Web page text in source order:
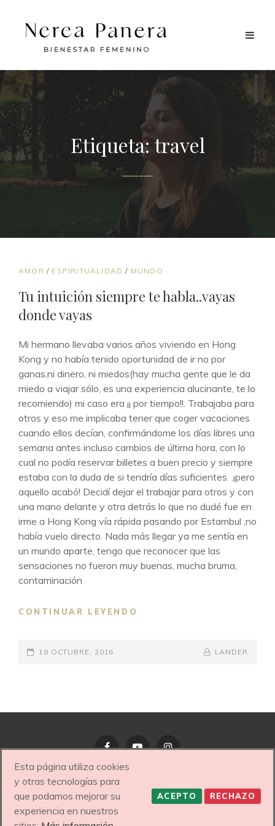
Etiqueta: travel
ENLACES
CATEGORÍAS
AMOR / ESPIRITUALIDAD / MUNDO
Tu intuición siempre te habla..vayas
donde vayas
Mi hermano llevaba varios años viviendo en Hong
Kong y no había tenido oportunidad de ir no por
ganas,ni dinero, ni miedos(hay mucha gente que le da
miedo a viajar sólo, es una experiencia alucinante, te lo
recomiendo) mi caso era ¡¡ por tiempo!!. Trabajaba para
otros y eso me implicaba tener que coger vacaciones
cuando ellos decían, confirmándome los días libres una
semana antes incluso cambios de última hora, con lo
cual no podía reservar billetes a buen precio y siempre
estaba con la duda de si tendría días suficientes. .¡pero
aquello acabó! Decidí dejar el trabajar para otros y con
una mano delante y otra detrás lo que no dudé fue en
irme a Hong Kong vía rápida pasando por Estambul ,no
había vuelo directo. Nada más llegar ya me sentía en
un mundo aparte, tengo que reconocer que las
sensaciones no fueron muy buenas, mucha bruma,
contaminación
CONTINUAR LEYENDO
PUBLICADO
18 OCTUBRE, 2016
BY
BYLINE
LANDER
Facebook
COPYRIGHT © 2026
NEREA PANERA – MENTORA
FEMENINA Y PROFESIONAL DE BELLEZA HOLÍSTICA
Esta página utiliza cookies
y otras tecnologías para
que podamos mejorar su
experiencia en nuestros
ACEPTO RECHAZO